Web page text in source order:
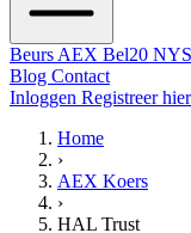
Beurs AEX Bel20
Blog Contact
Inloggen Registreer hier
Home
›
AEX Koers
›
HAL Trust